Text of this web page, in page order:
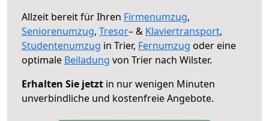
Allzeit bereit für Ihren Firmenumzug,
Seniorenumzug, Tresor– & Klaviertransport,
Studentenumzug in Trier, Fernumzug oder eine
optimale Beiladung von Trier nach Wilster.
Erhalten Sie jetzt in nur wenigen Minuten
unverbindliche und kostenfreie Angebote.